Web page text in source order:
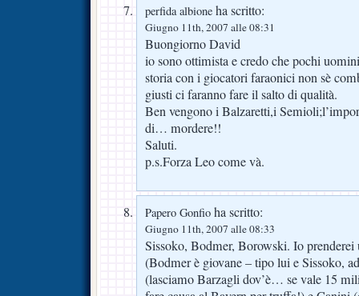
perfida albione ha scritto:
Giugno 11th, 2007 alle 08:31
Buongiorno David
io sono ottimista e credo che pochi
storia con i giocatori faraonici non sè
giusti ci faranno fare il salto di qualità.
Ben vengono i Balzaretti,i
di… mordere!!
Saluti.
p.s.Forza Leo come và.
Papero Gonfio ha scritto:
Giugno 11th, 2007 alle 08:33
Sissoko, Bodmer, Borowski. Io prenderei
(Bodmer è giovane – tipo lui e Sissoko,
(lasciamo Barzagli dov’è… se vale 15